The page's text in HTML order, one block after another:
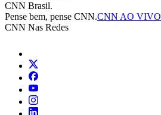
CNN Brasil.
Pense bem, pense CNN.CNN AO VIVO
CNN Nas Redes